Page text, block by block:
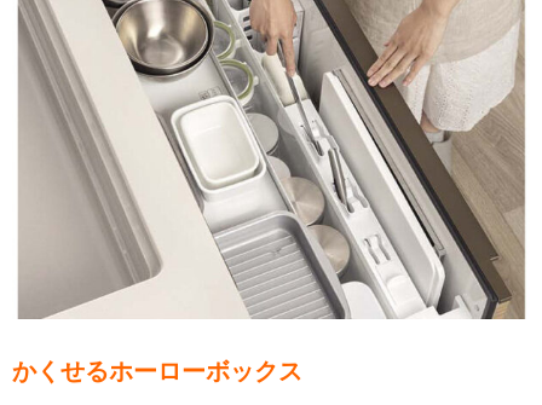
かくせるホーローボックス